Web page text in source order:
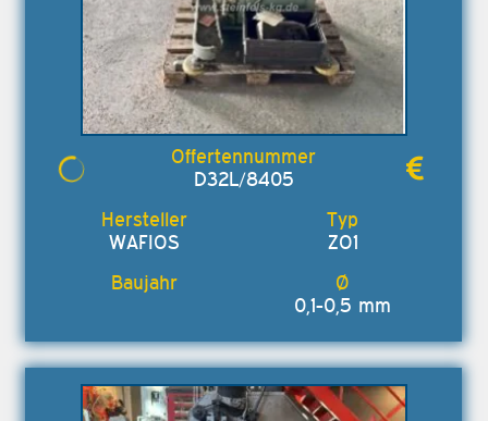
D32L/8405
WAFIOS ZO1
0,1-0,5 mm